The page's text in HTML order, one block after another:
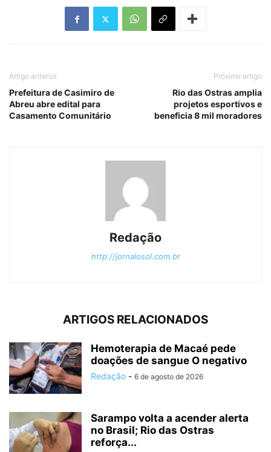
Artigo anterior
Prefeitura de Casimiro de
Abreu abre edital para
Casamento Comunitário
Próximo artigo
Rio das Ostras amplia
projetos esportivos e
beneficia 8 mil moradores
Redação
http://jornalosol.com.br
ARTIGOS RELACIONADOS
Hemoterapia de Macaé pede
doações de sangue O negativo
Redação - 6 de agosto de 2026
Sarampo volta a acender alerta
no Brasil; Rio das Ostras
reforça...